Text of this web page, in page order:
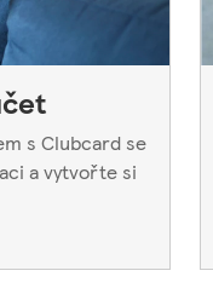
s Clubcard se
a vytvořte si